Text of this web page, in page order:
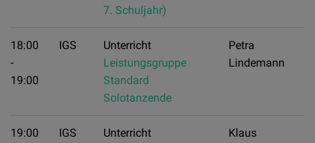
7. Schuljahr)
18:00
-
19:00
IGS
Unterricht
Leistungsgruppe
Standard
Solotanzende
Petra
Lindemann
19:00
IGS
Unterricht
Klaus